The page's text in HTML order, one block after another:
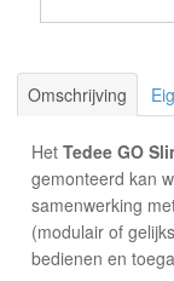
Omschrijving
Het Tedee GO
gemonteerd kan
samenwerking
(modulair of
bedienen en